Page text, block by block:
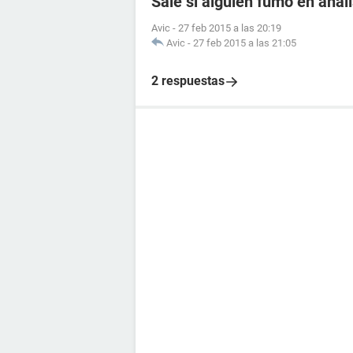
Avic - 27 feb 2015 a las 20:19
Avic - 27 feb 2015 a las 21:05
2 respuestas